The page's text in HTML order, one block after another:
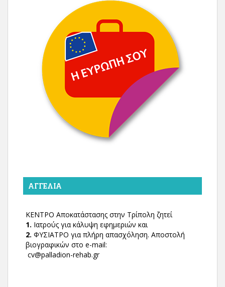
ΑΓΓΕΛΊΑ
ΚΕΝΤΡΟ Αποκατάστασης στην Τρίπολη ζητεί
1. Ιατρούς για κάλυψη εφημεριών και
2. ΦΥΣΙΑΤΡΟ για πλήρη απασχόληση. Αποστολή
βιογραφικών στο e-mail:
cv@palladion-rehab.gr